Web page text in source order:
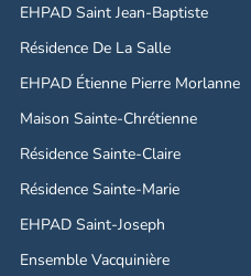
EHPAD Saint Jean-Baptiste
Résidence De La Salle
EHPAD Étienne Pierre Morlanne
Maison Sainte-Chrétienne
Résidence Sainte-Claire
Résidence Sainte-Marie
EHPAD Saint-Joseph
Ensemble Vacquinière